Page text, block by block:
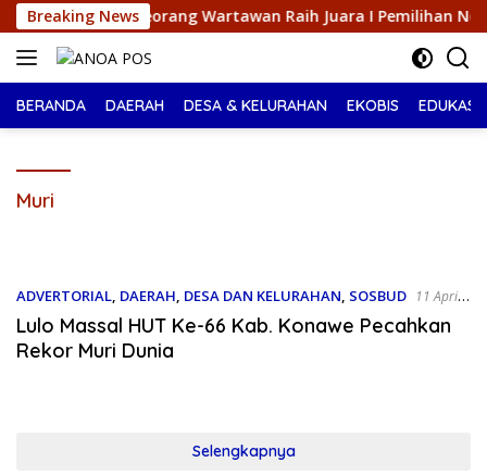
Langsung
ke
konten
Breaking News
Seorang Wartawan ‎Raih Juara I Pemilihan Nona Indonesia
BERANDA DAERAH DESA & KELURAHAN EKOBIS EDUKASI
Muri
ADVERTORIAL, DAERAH, DESA DAN KELURAHAN, SOSBUD 11 April
2026
Lulo Massal HUT Ke-66 Kab. Konawe Pecahkan
Rekor Muri Dunia
Selengkapnya